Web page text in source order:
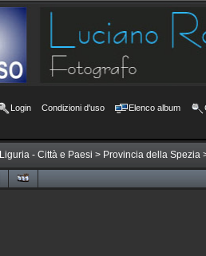
Login Condizioni d'uso Elenco album
Liguria - Città e Paesi > Provincia della Spezia